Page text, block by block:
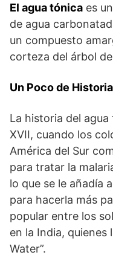
El agua tónica es
de agua
un compuesto
corteza del árbol
Un Poco de Historia
La historia del
XVII, cuando los
América del Sur
para tratar la
lo que se le añadía
para hacerla más
popular entre los
en la India, quienes
Water”.